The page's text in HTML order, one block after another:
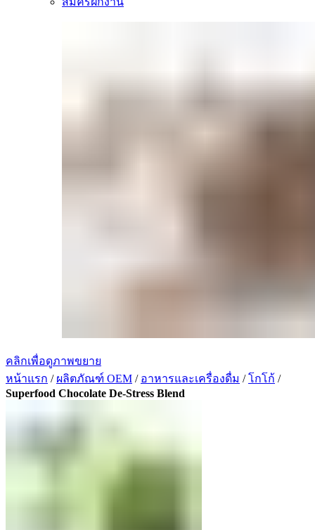
คลิกเพื่อดูภาพขยาย
หน้าแรก / ผลิตภัณฑ์ OEM / อาหารและเครื่องดื่ม /โกโก้ /
Superfood Chocolate De-Stress Blend